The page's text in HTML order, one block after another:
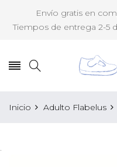
Envío gratis en
Tiempos de entrega 2-5
Inicio Adulto Flabelus
.